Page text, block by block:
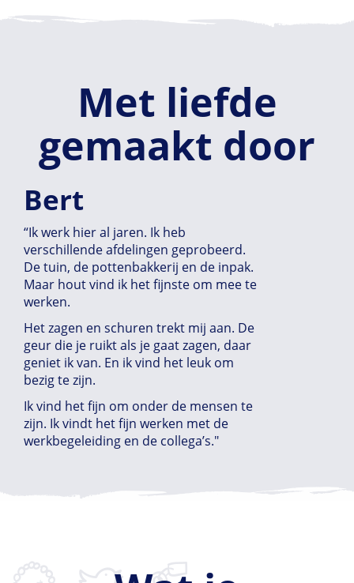
Met liefde
gemaakt door
Bert
“Ik werk hier al jaren. Ik heb
verschillende afdelingen geprobeerd.
De tuin, de pottenbakkerij en de inpak.
Maar hout vind ik het fijnste om mee te
werken.
Het zagen en schuren trekt mij aan. De
geur die je ruikt als je gaat zagen, daar
geniet ik van. En ik vind het leuk om
bezig te zijn.
Ik vind het fijn om onder de mensen te
zijn. Ik vindt het fijn werken met de
werkbegeleiding en de collega’s."